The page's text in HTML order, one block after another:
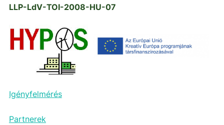
LLP-LdV-TOI-2008-HU-07
Igényfelmérés
Partnerek